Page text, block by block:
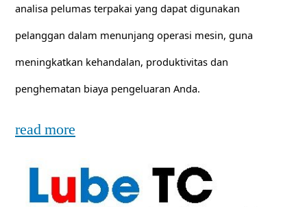
analisa pelumas terpakai yang dapat digunakan
pelanggan dalam menunjang operasi mesin, guna
meningkatkan kehandalan, produktivitas dan
penghematan biaya pengeluaran Anda.
read more